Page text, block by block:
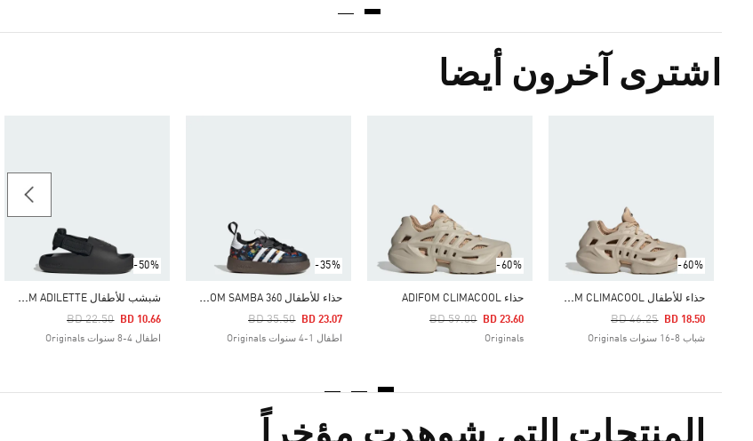
اشترى آخرون أيضا
-60%
ح
ذاء للأطفال ADIFOM CLIMACOOL
Price Reduced From
BD 46.25
To BD 18.50
شباب 8-16 سنوات Originals
-60%
حذاء ADIFOM CLIMACOOL
Price Reduced From
BD 59.00
To BD 23.60
Originals
-35%
ح
ذاء للأطفال ADIDAS DISNEY ADIFOM SAMBA 360
Price Reduced From
BD 35.50 BD 23.07
اطفال 1-4 سنوات Originals
-50%
ش
بشب للأطفال ADIFOM ADILETTE
Price Reduced From
BD 22.50
To BD 10.66
اطفال 4-8 سنوات Originals
Price Reduced From